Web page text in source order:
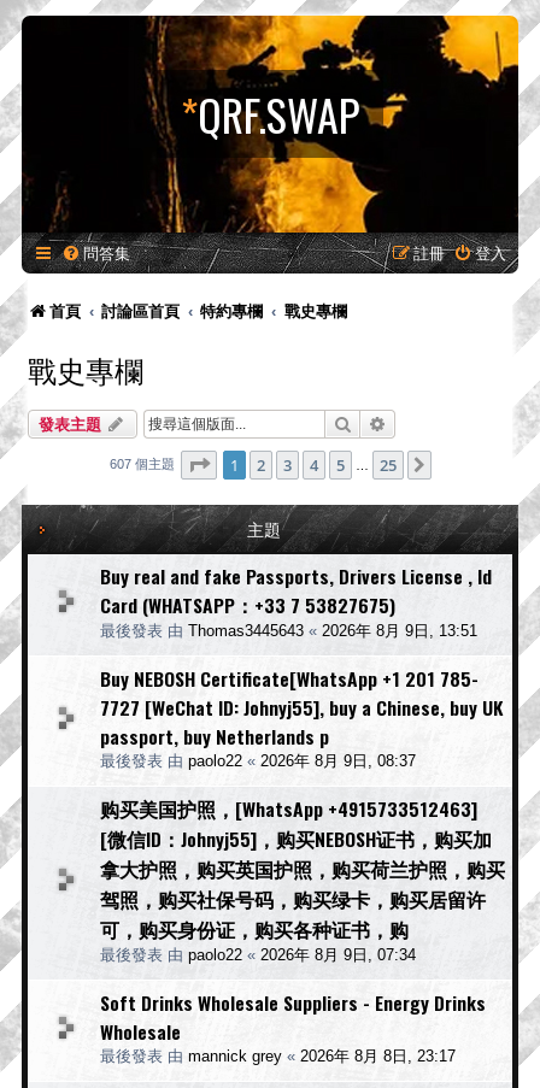
*QRF.SWAP
問答集 登入
註冊
首頁 討論區首頁 特約專欄 戰史專欄
戰史專欄
發表主題 搜尋
607 個主題 第 1 頁 (共25 頁)
1 2 3 4 5 25
主題
Buy real and fake Passports, Drivers License , Id
Card (WHATSAPP：+33 7 53827675)
最後發表 由 Thomas3445643 « 2026年 8月 9日, 13:51
Buy NEBOSH Certificate[WhatsApp +1 201 785-
7727 [WeChat ID: Johnyj55], buy a Chinese, buy UK
passport, buy Netherlands p
最後發表 由 paolo22 « 2026年 8月 9日, 08:37
购买美国护照，[WhatsApp +4915733512463]
[微信ID：Johnyj55]，购买NEBOSH证书，购买加
拿大护照，购买英国护照，购买荷兰护照，购买
驾照，购买社保号码，购买绿卡，购买居留许
可，购买身份证，购买各种证书，购
最後發表 由 paolo22 « 2026年 8月 9日, 07:34
Soft Drinks Wholesale Suppliers - Energy Drinks
Wholesale
最後發表 由 mannick grey « 2026年 8月 8日, 23:17